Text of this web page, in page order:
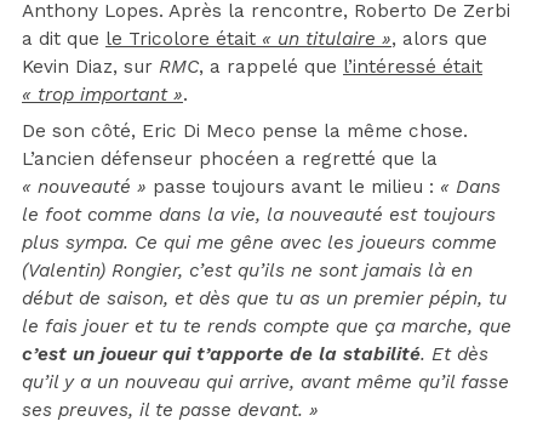
Anthony Lopes. Après la rencontre, Roberto De Zerbi
a dit que le Tricolore était « un titulaire », alors que
Kevin Diaz, sur RMC, a rappelé que l’intéressé était
« trop important ».
De son côté, Eric Di Meco pense la même chose.
L’ancien défenseur phocéen a regretté que la
« nouveauté » passe toujours avant le milieu : « Dans
le foot comme dans la vie, la nouveauté est toujours
plus sympa. Ce qui me gêne avec les joueurs comme
(Valentin) Rongier, c’est qu’ils ne sont jamais là en
début de saison, et dès que tu as un premier pépin, tu
le fais jouer et tu te rends compte que ça marche, que
c’est un joueur qui t’apporte de la stabilité. Et dès
qu’il y a un nouveau qui arrive, avant même qu’il fasse
ses preuves, il te passe devant. »